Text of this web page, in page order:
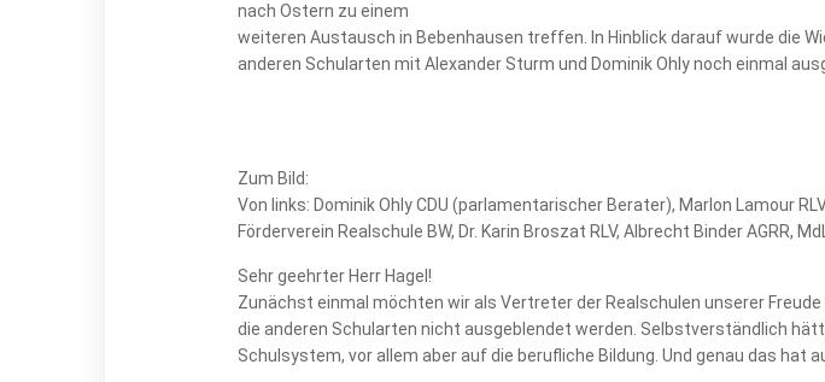
nach Ostern zu einem
weiteren Austausch in Bebenhausen treffen. In Hinblick darauf wurde die
anderen Schularten mit Alexander Sturm und Dominik Ohly noch einmal
Zum Bild:
Von links: Dominik Ohly CDU (parlamentarischer Berater), Marlon Lamour
Förderverein Realschule BW, Dr. Karin Broszat RLV, Albrecht Binder AGRR,
Sehr geehrter Herr Hagel!
Zunächst einmal möchten wir als Vertreter der Realschulen unserer
die anderen Schularten nicht ausgeblendet werden. Selbstverständlich
Schulsystem, vor allem aber auf die berufliche Bildung. Und genau das hat